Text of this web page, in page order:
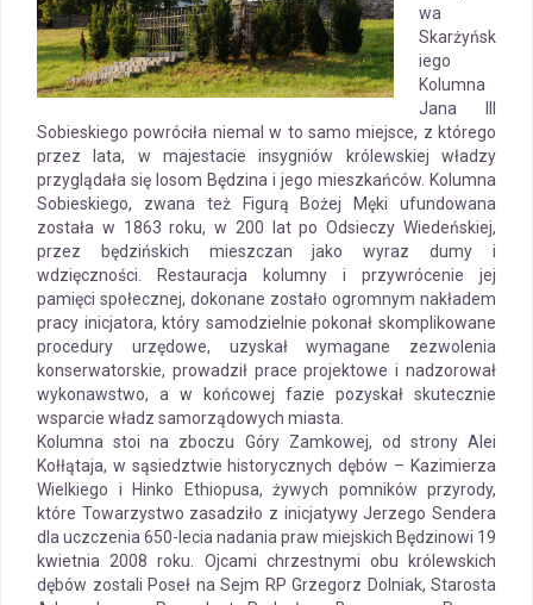
wa
Skarżyńsk
iego
Kolumna
Jana III
Sobieskiego powróciła niemal w to samo miejsce, z którego
przez lata, w majestacie insygniów królewskiej władzy
przyglądała się losom Będzina i jego mieszkańców. Kolumna
Sobieskiego, zwana też Figurą Bożej Męki ufundowana
została w 1863 roku, w 200 lat po Odsieczy Wiedeńskiej,
przez będzińskich mieszczan jako wyraz dumy i
wdzięczności. Restauracja kolumny i przywrócenie jej
pamięci społecznej, dokonane zostało ogromnym nakładem
pracy inicjatora, który samodzielnie pokonał skomplikowane
procedury urzędowe, uzyskał wymagane zezwolenia
konserwatorskie, prowadził prace projektowe i nadzorował
wykonawstwo, a w końcowej fazie pozyskał skutecznie
wsparcie władz samorządowych miasta.
Kolumna stoi na zboczu Góry Zamkowej, od strony Alei
Kołłątaja, w sąsiedztwie historycznych dębów – Kazimierza
Wielkiego i Hinko Ethiopusa, żywych pomników przyrody,
które Towarzystwo zasadziło z inicjatywy Jerzego Sendera
dla uczczenia 650-lecia nadania praw miejskich Będzinowi 19
kwietnia 2008 roku. Ojcami chrzestnymi obu królewskich
dębów zostali Poseł na Sejm RP Grzegorz Dolniak, Starosta